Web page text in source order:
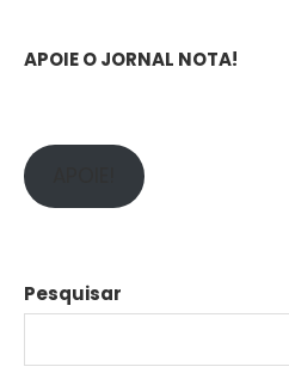
APOIE O JORNAL NOTA!
Pesquisar